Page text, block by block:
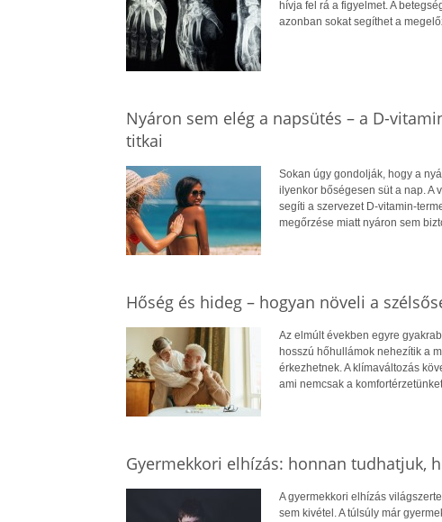
hívja fel rá a figyelmet. A
azonban sokat segíthet a
Nyáron sem elég a napsütés – a D-
titkai
Sokan úgy gondolják, hogy a
ilyenkor bőségesen süt a nap. A
segíti a szervezet D-vitamin-
megőrzése miatt nyáron sem
Hőség és hideg – hogyan növeli a
Az elmúlt években egyre
hosszú hőhullámok nehezítik a
érkezhetnek. A klímaváltozás
ami nemcsak a
Gyermekkori elhízás: honnan tudhatjuk,
A gyermekkori elhízás
sem kivétel. A túlsúly már